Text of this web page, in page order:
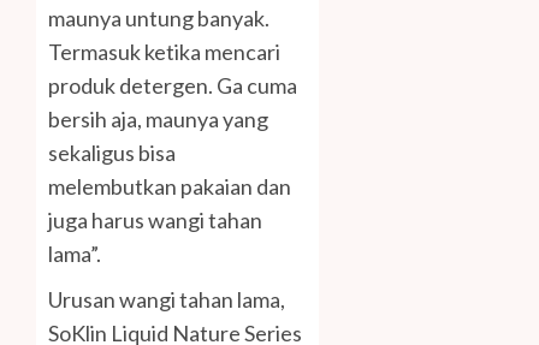
maunya untung banyak.
Termasuk ketika mencari
produk detergen. Ga cuma
bersih aja, maunya yang
sekaligus bisa
melembutkan pakaian dan
juga harus wangi tahan
lama”.
Urusan wangi tahan lama,
SoKlin Liquid Nature Series